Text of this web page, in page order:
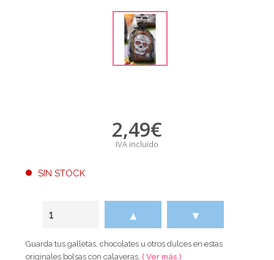
2,49€
IVA incluido
SIN STOCK
▲ ▼
Guarda tus galletas, chocolates u otros dulces en estas
originales bolsas con calaveras.( Ver más )